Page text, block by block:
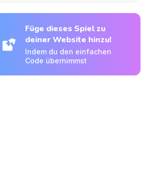
Füge dieses Spiel zu
deiner Website hinzu!
Indem du den einfachen
Code übernimmst